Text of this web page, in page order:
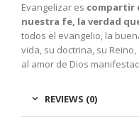
Evangelizar es compartir
nuestra fe, la verdad
todos el evangelio, la
vida, su doctrina, su
al amor de Dios
REVIEWS (0)